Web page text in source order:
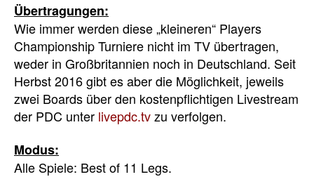
Übertragungen:
Wie immer werden diese „kleineren“ Players
Championship Turniere nicht im TV übertragen,
weder in Großbritannien noch in Deutschland. Seit
Herbst 2016 gibt es aber die Möglichkeit, jeweils
zwei Boards über den kostenpflichtigen Livestream
der PDC unter livepdc.tvzu verfolgen.
Modus:
Alle Spiele: Best of 11 Legs.